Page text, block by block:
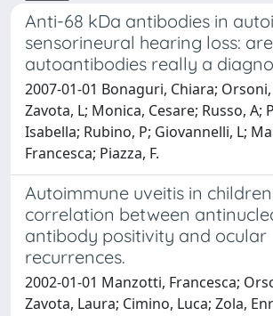
Anti-68 kDa antibodies in
sensorineural hearing loss:
autoantibodies really a
2007-01-01 Bonaguri, Chiara;
Zavota, L; Monica, Cesare; Russo, A;
Isabella; Rubino, P; Giovannelli, L;
Francesca; Piazza, F.
Autoimmune uveitis in
correlation between
antibody positivity and ocular
recurrences.
2002-01-01 Manzotti, Francesca;
Zavota, Laura; Cimino, Luca; Zola,